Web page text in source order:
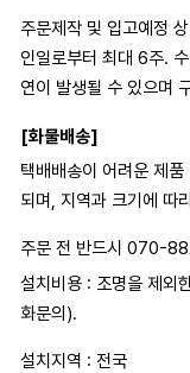
주문제작 및 입고예정
인일로부터 최대 6주.
연이 발생될 수 있으며
[화물배송]
택배배송이 어려운 제
되며, 지역과 크기에 따
주문 전 반드시 070-
설치비용 : 조명을 제외
화문의).
설치지역 : 전국